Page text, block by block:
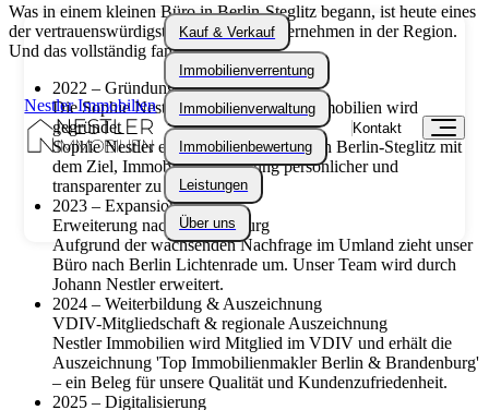
Nestler Immobilien
Kauf & Verkauf
Immobilienverrentung
Immobilienverwaltung
Immobilienbewertung
Leistungen
Über uns
Kontakt
Was in einem kleinen Büro in Berlin-Steglitz begann, ist heute eines
der vertrauenswürdigsten Immobilienunternehmen in der Region.
Und das vollständig familiengeführt!
2022 – Gründung
Die Sophie Nestler GmbH - Nestler Immobilien wird
gegründet
Sophie Nestler eröffnet das erste Büro in Berlin-Steglitz mit
dem Ziel, Immobilienvermittlung persönlicher und
transparenter zu gestalten.
2023 – Expansion
Erweiterung nach Brandenburg
Aufgrund der wachsenden Nachfrage im Umland zieht unser
Büro nach Berlin Lichtenrade um. Unser Team wird durch
Johann Nestler erweitert.
2024 – Weiterbildung & Auszeichnung
VDIV-Mitgliedschaft & regionale Auszeichnung
Nestler Immobilien wird Mitglied im VDIV und erhält die
Auszeichnung 'Top Immobilienmakler Berlin & Brandenburg'
– ein Beleg für unsere Qualität und Kundenzufriedenheit.
2025 – Digitalisierung